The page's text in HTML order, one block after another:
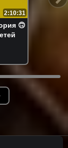
2:10:31
🙃